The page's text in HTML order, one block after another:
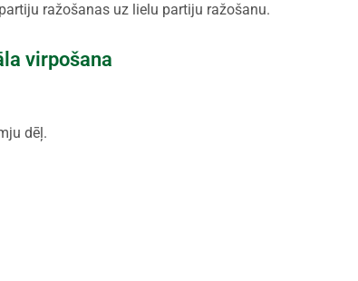
ražošanas uz lielu partiju ražošanu.
virpošana
dēļ.